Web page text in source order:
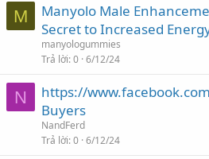
M
Manyolo Male
Secret to Increased
manyologummies
Trả lời 0 6/12/24
N
https://
Buyers
NandFerd
Trả lời 0 6/12/24